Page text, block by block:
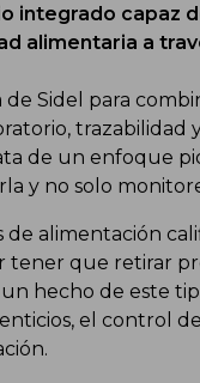
integrado capaz
alimentaria a
Sidel para
trazabilidad
de un enfoque
y no solo
de alimentación
tener que retirar
hecho de este
el control